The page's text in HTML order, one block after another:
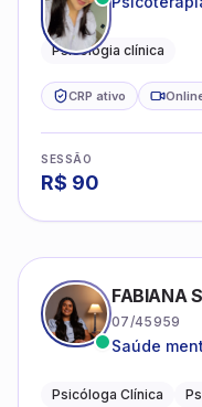
Psicologia clínica
CRP ativo
SESSÃO
R$ 90
FABIANA
07/45959
Saúde
Psicóloga Clínica